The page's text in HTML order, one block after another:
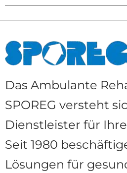
Das Ambulante
SPOREG versteht
Dienstleister für
Seit 1980
Lösungen für